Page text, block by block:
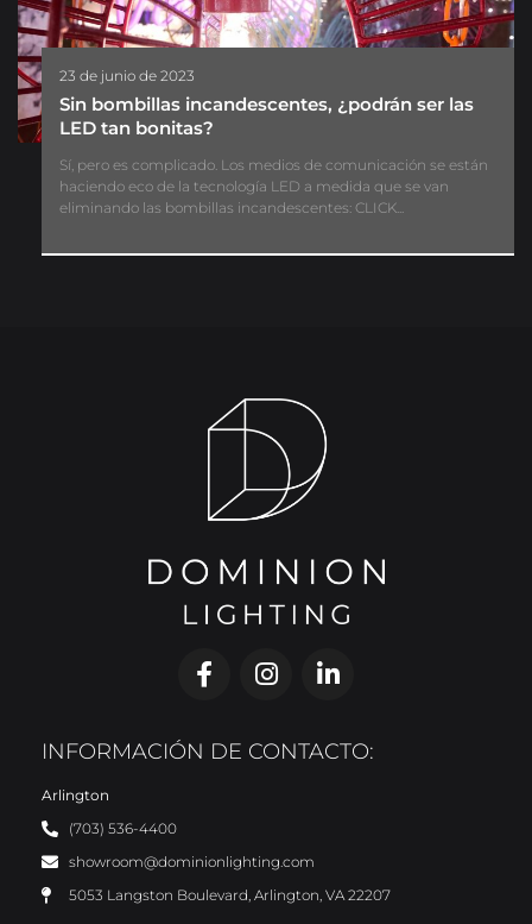
23 de junio de 2023
Sin bombillas incandescentes, ¿podrán ser las
LED tan bonitas?
Sí, pero es complicado. Los medios de comunicación se están
haciendo eco de la tecnología LED a medida que se van
eliminando las bombillas incandescentes: CLICK...
INFORMACIÓN DE CONTACTO:
Arlington
(703) 536-4400
showroom@dominionlighting.com
5053 Langston Boulevard, Arlington, VA 22207